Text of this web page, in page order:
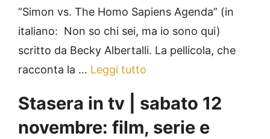
“Simon vs. The Homo Sapiens Agenda” (in
italiano: Non so chi sei, ma io sono qui)
scritto da Becky Albertalli. La pellicola, che
racconta la … Leggi tutto
Stasera in tv | sabato 12
novembre: film, serie e